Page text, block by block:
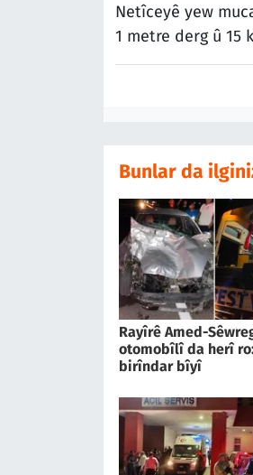
Netîceyê yew
1 metre derg û
Bunlar da
Rayîrê Amed-
otomobîlî da herî
birîndar bîyî